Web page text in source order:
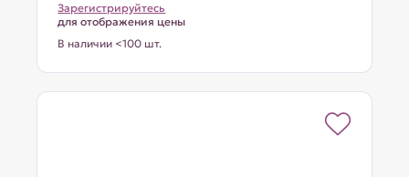
Зарегистрируйтесь
для отображения цены
В наличии <100 шт.